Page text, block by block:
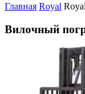
Главная Royal
Вилочный